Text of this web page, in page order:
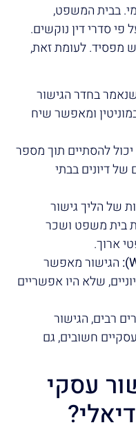
בבית המשפט,
פי סדרי דין נוקשים.
מפסיד. לעומת זאת,
בחדר הגישור
ומאפשר שיח
יכול להסתיים תוך מספר
של דיונים בבתי
של הליך גישור
בית משפט ושכר
ארוך.
הגישור מאפשר
שלא היו אפשריים
רבים, הגישור
חשובים, גם
עסקי